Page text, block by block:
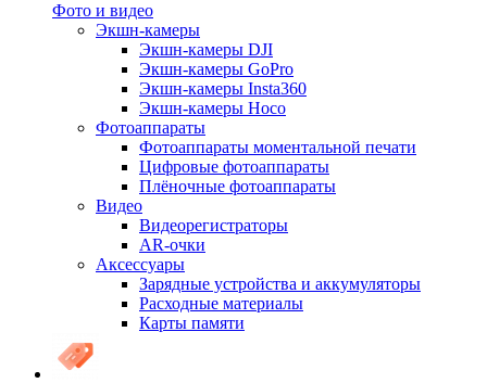
Фото и видео
Экшн-камеры
Экшн-камеры DJI
Экшн-камеры GoPro
Экшн-камеры Insta360
Экшн-камеры Hoco
Фотоаппараты
Фотоаппараты моментальной печати
Цифровые фотоаппараты
Плёночные фотоаппараты
Видео
Видеорегистраторы
AR-очки
Аксессуары
Зарядные устройства и аккумуляторы
Расходные материалы
Карты памяти